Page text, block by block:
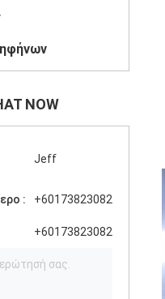
NOW
Jeff
: +60173823082
+60173823082